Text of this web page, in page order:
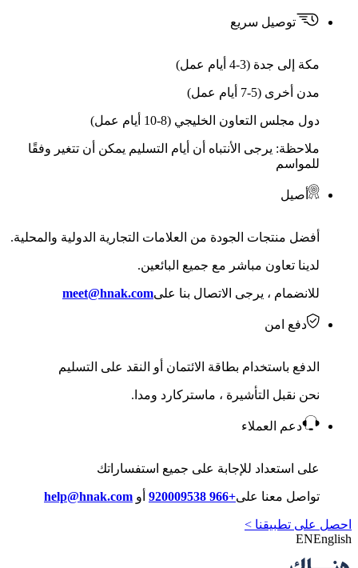
توصيل سريع
مكة إلى جدة (3-4 أيام عمل)
مدن أخرى (5-7 أيام عمل)
دول مجلس التعاون الخليجي (8-10 أيام عمل)
ملاحظة: يرجى الأنتباه أن أيام التسليم يمكن أن تتغير وفقًا
للمواسم
أصيل
أفضل منتجات الجودة من العلامات التجارية الدولية والمحلية.
لدينا تعاون مباشر مع جميع البائعين.
للانضمام ، يرجى الاتصال بنا علىmeet@hnak.com
دفع امن
الدفع باستخدام بطاقة الائتمان أو النقد على التسليم
نحن نقبل التأشيرة ، ماستركارد ومدا.
دعم العملاء
على استعداد للإجابة على جميع استفساراتك
تواصل معنا على+966 920009538 أو help@hnak.com
احصل على تطبيقنا >
ENEnglish